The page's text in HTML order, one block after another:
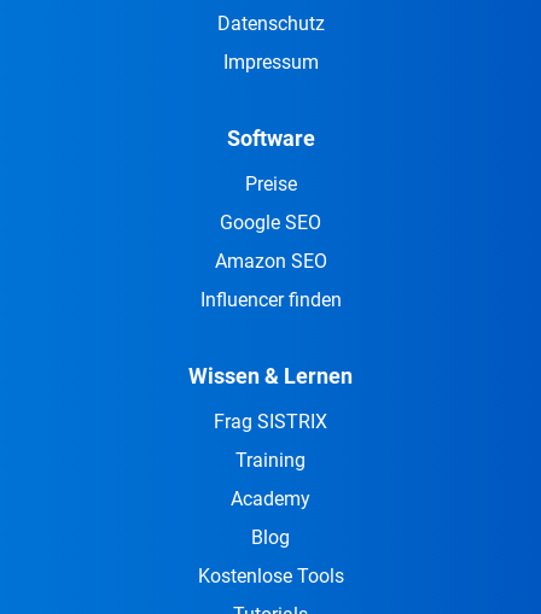
Datenschutz
Impressum
Software
Preise
Google SEO
Amazon SEO
Influencer finden
Wissen & Lernen
Frag SISTRIX
Training
Academy
Blog
Kostenlose Tools